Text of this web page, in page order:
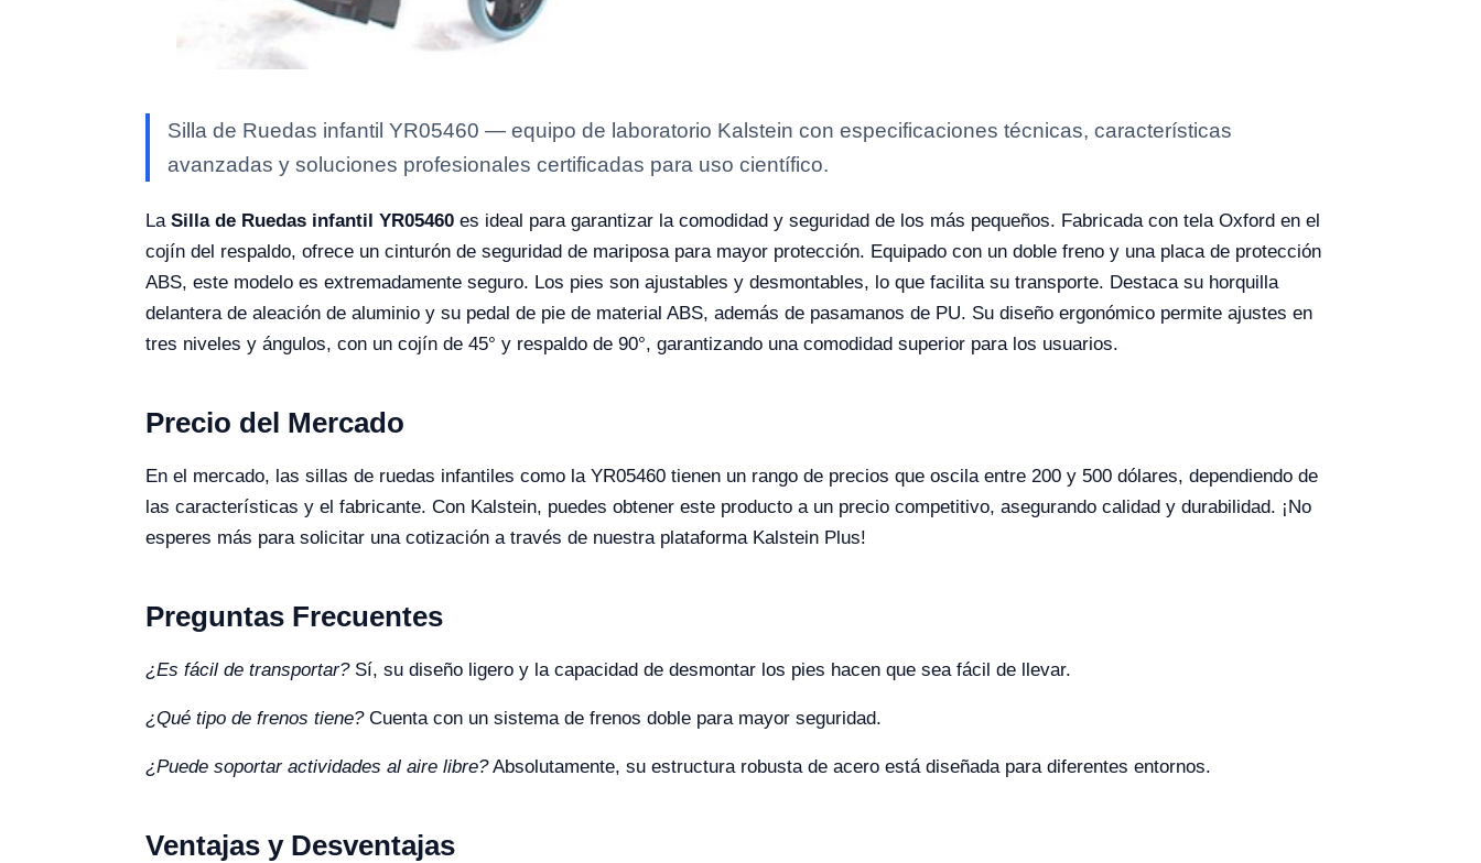
Silla de Ruedas infantil YR05460 — equipo de laboratorio Kalstein con especificaciones técnicas, características
avanzadas y soluciones profesionales certificadas para uso científico.
La Silla de Ruedas infantil YR05460 es ideal para garantizar la comodidad y seguridad de los más pequeños. Fabricada con tela Oxford en el
cojín del respaldo, ofrece un cinturón de seguridad de mariposa para mayor protección. Equipado con un doble freno y una placa de protección
ABS, este modelo es extremadamente seguro. Los pies son ajustables y desmontables, lo que facilita su transporte. Destaca su horquilla
delantera de aleación de aluminio y su pedal de pie de material ABS, además de pasamanos de PU. Su diseño ergonómico permite ajustes en
tres niveles y ángulos, con un cojín de 45° y respaldo de 90°, garantizando una comodidad superior para los usuarios.
Precio del Mercado
En el mercado, las sillas de ruedas infantiles como la YR05460 tienen un rango de precios que oscila entre 200 y 500 dólares, dependiendo de
las características y el fabricante. Con Kalstein, puedes obtener este producto a un precio competitivo, asegurando calidad y durabilidad. ¡No
esperes más para solicitar una cotización a través de nuestra plataforma Kalstein Plus!
Preguntas Frecuentes
¿Es fácil de transportar?Sí, su diseño ligero y la capacidad de desmontar los pies hacen que sea fácil de llevar.
¿Qué tipo de frenos tiene?Cuenta con un sistema de frenos doble para mayor seguridad.
¿Puede soportar actividades al aire libre?Absolutamente, su estructura robusta de acero está diseñada para diferentes entornos.
Ventajas y Desventajas